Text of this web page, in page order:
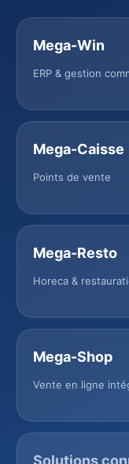
Mega-Win
ERP & gestion
Mega-Caisse
Points de vente
Mega-Resto
Horeca &
Mega-Shop
Vente en ligne
Solutions